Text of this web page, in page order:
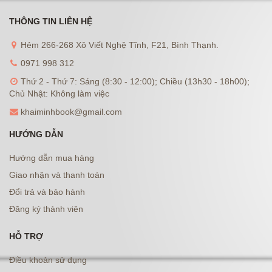
THÔNG TIN LIÊN HỆ
Hẻm 266-268 Xô Viết Nghệ Tĩnh, F21, Bình Thạnh.
0971 998 312
Thứ 2 - Thứ 7: Sáng (8:30 - 12:00); Chiều (13h30 - 18h00);
Chủ Nhật: Không làm việc
khaiminhbook@gmail.com
HƯỚNG DẪN
Hướng dẫn mua hàng
Giao nhận và thanh toán
Đổi trả và bảo hành
Đăng ký thành viên
HỖ TRỢ
Điều khoản sử dụng